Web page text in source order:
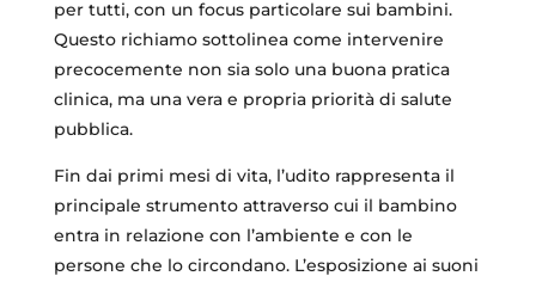
per tutti, con un focus particolare sui bambini.
Questo richiamo sottolinea come intervenire
precocemente non sia solo una buona pratica
clinica, ma una vera e propria priorità di salute
pubblica.
Fin dai primi mesi di vita, l’udito rappresenta il
principale strumento attraverso cui il bambino
entra in relazione con l’ambiente e con le
persone che lo circondano. L’esposizione ai suoni